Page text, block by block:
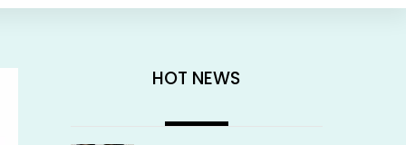
HOT NEWS